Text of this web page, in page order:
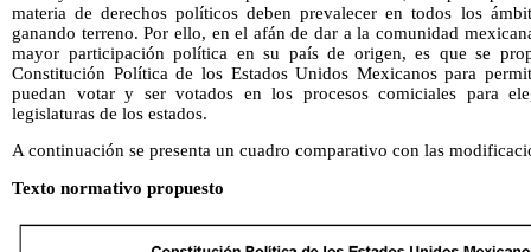
materia de derechos políticos deben prevalecer en todos los
ganando terreno. Por ello, en el afán de dar a la comunidad
mayor participación política en su país de origen, es que se
Constitución Política de los Estados Unidos Mexicanos para
puedan votar y ser votados en los procesos comiciales para
legislaturas de los estados.
A continuación se presenta un cuadro comparativo con las
Texto normativo propuesto